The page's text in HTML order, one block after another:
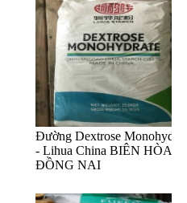
Đường Dextrose Monohydrate
- Lihua China BIÊN HÒA
ĐỒNG NAI